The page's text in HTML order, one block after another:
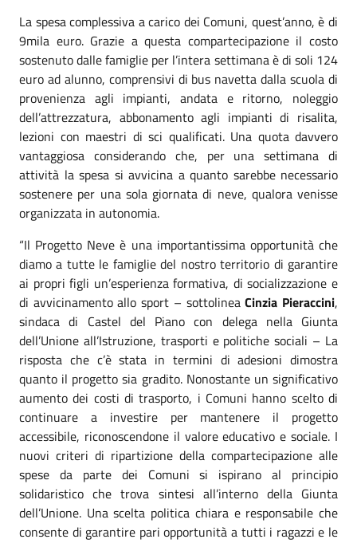
La spesa complessiva a carico dei Comuni, quest’anno, è di
9mila euro. Grazie a questa compartecipazione il costo
sostenuto dalle famiglie per l’intera settimana è di soli 124
euro ad alunno, comprensivi di bus navetta dalla scuola di
provenienza agli impianti, andata e ritorno, noleggio
dell’attrezzatura, abbonamento agli impianti di risalita,
lezioni con maestri di sci qualificati. Una quota davvero
vantaggiosa considerando che, per una settimana di
attività la spesa si avvicina a quanto sarebbe necessario
sostenere per una sola giornata di neve, qualora venisse
organizzata in autonomia.
“Il Progetto Neve è una importantissima opportunità che
diamo a tutte le famiglie del nostro territorio di garantire
ai propri figli un’esperienza formativa, di socializzazione e
di avvicinamento allo sport – sottolineaCinzia Pieraccini,
sindaca di Castel del Piano con delega nella Giunta
dell’Unione all’Istruzione, trasporti e politiche sociali – La
risposta che c’è stata in termini di adesioni dimostra
quanto il progetto sia gradito. Nonostante un significativo
aumento dei costi di trasporto, i Comuni hanno scelto di
continuare a investire per mantenere il progetto
accessibile, riconoscendone il valore educativo e sociale. I
nuovi criteri di ripartizione della compartecipazione alle
spese da parte dei Comuni si ispirano al principio
solidaristico che trova sintesi all’interno della Giunta
dell’Unione. Una scelta politica chiara e responsabile che
consente di garantire pari opportunità a tutti i ragazzi e le